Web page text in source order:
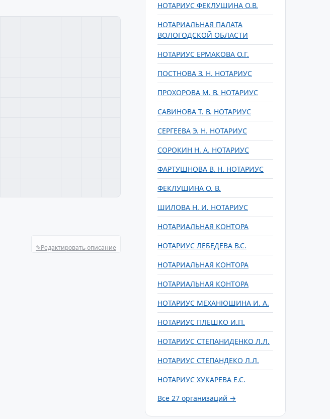
✎Редактировать описание
НОТАРИУС ФЕКЛУШИНА О.В.
НОТАРИАЛЬНАЯ ПАЛАТА
ВОЛОГОДСКОЙ ОБЛАСТИ
НОТАРИУС ЕРМАКОВА О.Г.
ПОСТНОВА З. Н. НОТАРИУС
ПРОХОРОВА М. В. НОТАРИУС
САВИНОВА Т. В. НОТАРИУС
СЕРГЕЕВА Э. Н. НОТАРИУС
СОРОКИН Н. А. НОТАРИУС
ФАРТУШНОВА В. Н. НОТАРИУС
ФЕКЛУШИНА О. В.
ШИЛОВА Н. И. НОТАРИУС
НОТАРИАЛЬНАЯ КОНТОРА
НОТАРИУС ЛЕБЕДЕВА В.С.
НОТАРИАЛЬНАЯ КОНТОРА
НОТАРИАЛЬНАЯ КОНТОРА
НОТАРИУС МЕХАНЮШИНА И. А.
НОТАРИУС ПЛЕШКО И.П.
НОТАРИУС СТЕПАНИДЕНКО Л.Л.
НОТАРИУС СТЕПАНДЕКО Л.Л.
НОТАРИУС ХУКАРЕВА Е.С.
Все 27 организаций →